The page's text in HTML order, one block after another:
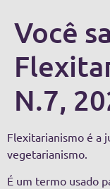
Você
N.7,
Flexitarianismo é a
vegetarianismo.
É um termo usado